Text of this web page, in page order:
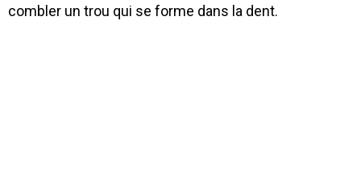
combler un trou qui se forme dans la dent.